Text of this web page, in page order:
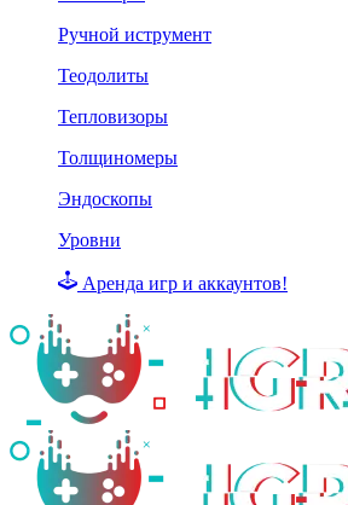
Ручной иструмент
Теодолиты
Тепловизоры
Толщиномеры
Эндоскопы
Уровни
Аренда игр и аккаунтов!